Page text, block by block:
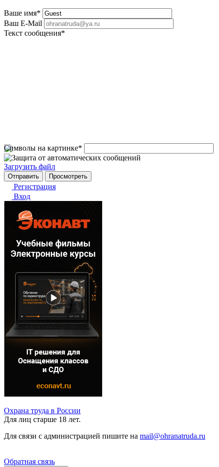
Ваше имя*
Ваш E-Mail
Текст сообщения*
Символы на картинке*
Загрузить файл
Регистрация
Вход
Охрана труда в России
Для лиц старше 18 лет.
Для связи с администрацией пишите на mail@ohranatruda.ru
Обратная связь